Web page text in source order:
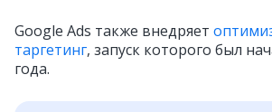
Google Ads также внедряет
таргетинг, запуск которого был
года.